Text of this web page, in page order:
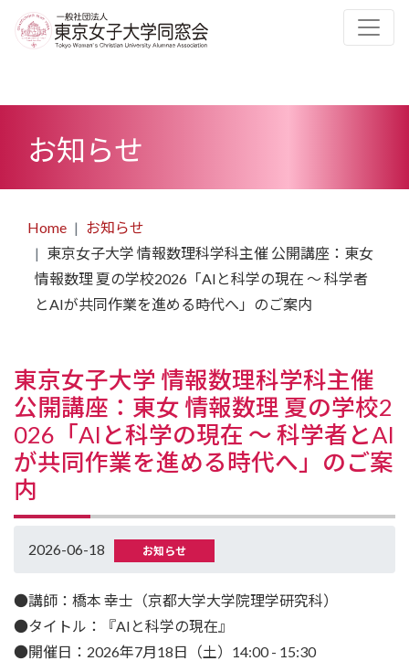
お知らせ
Home
お知らせ
東京女子大学 情報数理科学科主催 公開講座：東女
情報数理 夏の学校2026「AIと科学の現在 ～ 科学者
とAIが共同作業を進める時代へ」のご案内
東京女子大学 情報数理科学科主催
公開講座：東女 情報数理 夏の学校2
026「AIと科学の現在 ～ 科学者とAI
が共同作業を進める時代へ」のご案
内
2026-06-18 お知らせ
●講師：橋本 幸士（京都大学大学院理学研究科）
●タイトル：『AIと科学の現在』
●開催日：2026年7月18日（土）14:00 - 15:30